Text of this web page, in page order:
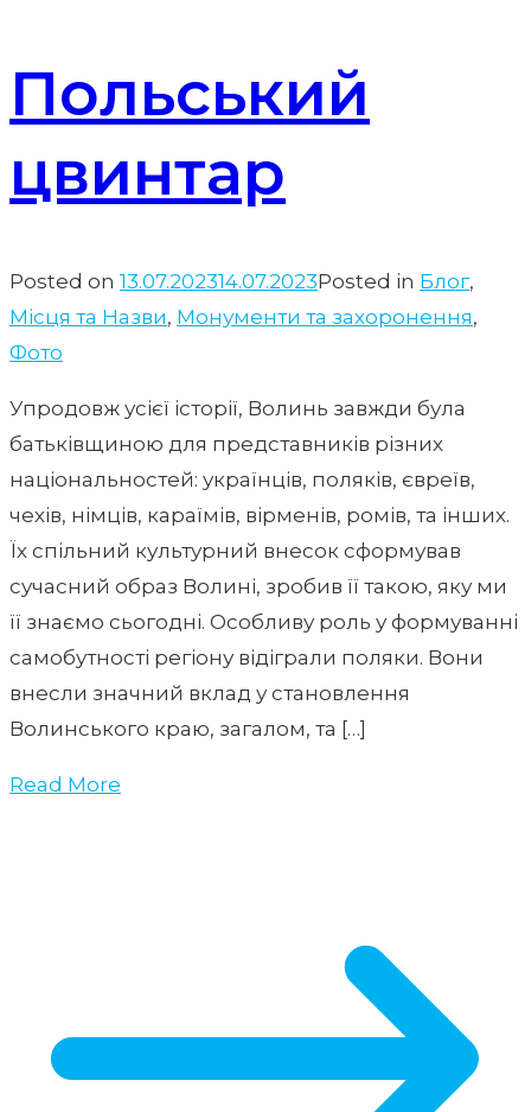
Польський
цвинтар
Posted on 13.07.202314.07.2023Posted in Блог,
Місця та Назви, Монументи та захоронення,
Фото
Упродовж усієї історії, Волинь завжди була
батьківщиною для представників різних
національностей: українців, поляків, євреїв,
чехів, німців, караїмів, вірменів, ромів, та інших.
Їх спільний культурний внесок сформував
сучасний образ Волині, зробив її такою, яку ми
її знаємо сьогодні. Особливу роль у формуванні
самобутності регіону відіграли поляки. Вони
внесли значний вклад у становлення
Волинського краю, загалом, та […]
Read More